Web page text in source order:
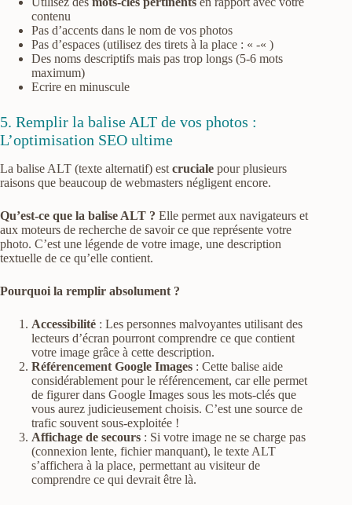
contenu
Pas d’accents dans le nom de vos photos
Pas d’espaces (utilisez des tirets à la place : « -« )
Des noms descriptifs mais pas trop longs (5-6 mots
maximum)
Ecrire en minuscule
5. Remplir la balise ALT de vos photos :
L’optimisation SEO ultime
La balise ALT (texte alternatif) est cruciale pour plusieurs
raisons que beaucoup de webmasters négligent encore.
Qu’est-ce que la balise ALT ? Elle permet aux navigateurs et
aux moteurs de recherche de savoir ce que représente votre
photo. C’est une légende de votre image, une description
textuelle de ce qu’elle contient.
Pourquoi la remplir absolument ?
Accessibilité : Les personnes malvoyantes utilisant des
lecteurs d’écran pourront comprendre ce que contient
votre image grâce à cette description.
Référencement Google Images : Cette balise aide
considérablement pour le référencement, car elle permet
de figurer dans Google Images sous les mots-clés que
vous aurez judicieusement choisis. C’est une source de
trafic souvent sous-exploitée !
Affichage de secours : Si votre image ne se charge pas
(connexion lente, fichier manquant), le texte ALT
s’affichera à la place, permettant au visiteur de
comprendre ce qui devrait être là.